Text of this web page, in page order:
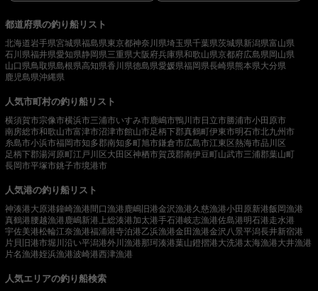
都道府県の釣り船リスト
北海道岩手県宮城県福島県東京都神奈川県埼玉県千葉県茨城県新潟県富山県
石川県福井県愛知県静岡県三重県大阪府兵庫県和歌山県京都府広島県岡山県
山口県鳥取県島根県高知県香川県徳島県愛媛県福岡県長崎県熊本県大分県
鹿児島県沖縄県
人気市町村の釣り船リスト
横須賀市宗像市横浜市三浦市いすみ市鹿嶋市鴨川市日立市勝浦市小田原市
南房総市和歌山市富津市沼津市館山市足柄下郡真鶴町伊東市明石市北九州市
糸島市小浜市福岡市知多郡南知多町旭市鎌倉市広島市江東区熱海市品川区
足柄下郡湯河原町江戸川区大田区神栖市賀茂郡南伊豆町山武市三浦郡葉山町
長岡市平塚市銚子市境港市
人気港の釣り船リスト
神湊港大原港鐘崎漁港間口漁港 鹿嶋旧港金沢漁港久慈漁港小田原新港飯岡漁港
真鶴港腰越漁港 鹿嶋新港 上総湊港加太港手石港岐志漁港佐島港明石港走水港
宇佐美港松輪江奈漁港福浦港寺泊港乙浜漁港金田漁港金沢八景平潟長井新宿港
片貝旧港市堀川沿い平潟港外川漁港那珂湊港葉山鐙摺港大洗港太海漁港大井漁港
片名漁港姪浜漁港波崎港西津漁港
人気エリアの釣り船検索